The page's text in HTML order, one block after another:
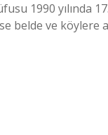
1990 yılında
belde ve köylere